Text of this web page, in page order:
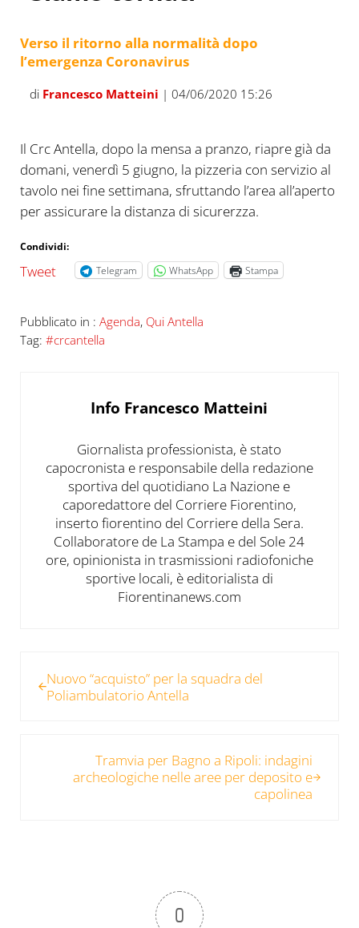
Verso il ritorno alla normalità dopo
l’emergenza Coronavirus
di Francesco Matteini | 04/06/2020 15:26
Il Crc Antella, dopo la mensa a pranzo, riapre già da
domani, venerdì 5 giugno, la pizzeria con servizio al
tavolo nei fine settimana, sfruttando l’area all’aperto
per assicurare la distanza di sicurerzza.
Condividi:
Tweet Telegram WhatsApp Stampa
Pubblicato in : Agenda, Qui Antella
Tag: #crcantella
Info Francesco Matteini
Giornalista professionista, è stato
capocronista e responsabile della redazione
sportiva del quotidiano La Nazione e
caporedattore del Corriere Fiorentino,
inserto fiorentino del Corriere della Sera.
Collaboratore de La Stampa e del Sole 24
ore, opinionista in trasmissioni radiofoniche
sportive locali, è editorialista di
Fiorentinanews.com
Nuovo “acquisto” per la squadra del
Poliambulatorio Antella
Tramvia per Bagno a Ripoli: indagini
archeologiche nelle aree per deposito e
capolinea
0